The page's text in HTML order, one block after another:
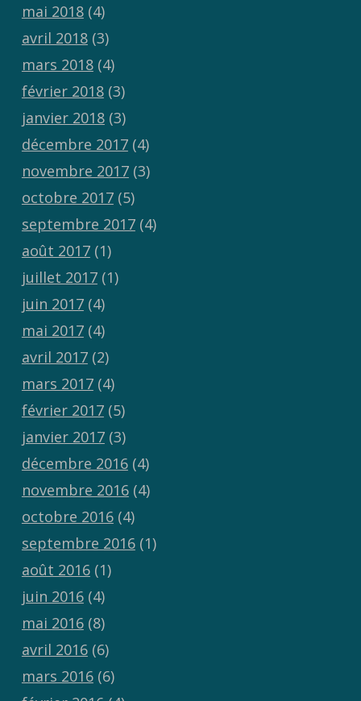
mai 2018(4)
avril 2018(3)
mars 2018(4)
février 2018(3)
janvier 2018(3)
décembre 2017(4)
novembre 2017(3)
octobre 2017(5)
septembre 2017(4)
août 2017(1)
juillet 2017(1)
juin 2017(4)
mai 2017(4)
avril 2017(2)
mars 2017(4)
février 2017(5)
janvier 2017(3)
décembre 2016(4)
novembre 2016(4)
octobre 2016(4)
septembre 2016(1)
août 2016(1)
juin 2016(4)
mai 2016(8)
avril 2016(6)
mars 2016(6)